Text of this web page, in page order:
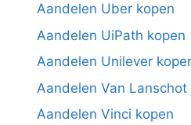
Aandelen Uber kopen
Aandelen UiPath kopen
Aandelen Unilever
Aandelen Van Lanschot
Aandelen Vinci kopen